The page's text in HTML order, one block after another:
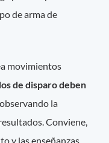
de arma de
movimientos
de disparo deben
la
Conviene,
y las enseñanzas